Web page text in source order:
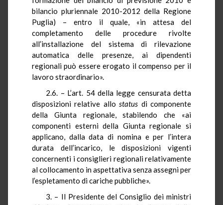
bilancio pluriennale 2010-2012 della Regione
Puglia) – entro il quale, «in attesa del
completamento delle procedure rivolte
all’installazione del sistema di rilevazione
automatica delle presenze, ai dipendenti
regionali può essere erogato il compenso per il
lavoro straordinario».
2.6. – L’art. 54 della legge censurata detta
disposizioni relative allostatus di componente
della Giunta regionale, stabilendo che «ai
componenti esterni della Giunta regionale si
applicano, dalla data di nomina e per l’intera
durata dell’incarico, le disposizioni vigenti
concernenti i consiglieri regionali relativamente
al collocamento in aspettativa senza assegni per
l’espletamento di cariche pubbliche».
3. – Il Presidente del Consiglio dei ministri